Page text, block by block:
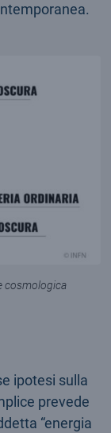
cosmologica
ipotesi sulla
prevede
“energia